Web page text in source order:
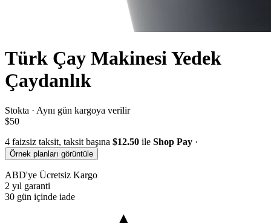
Türk Çay Makinesi Yedek
Çaydanlık
Stokta · Aynı gün kargoya verilir
$50
4 faizsiz taksit, taksit başına $12.50 ile Shop Pay ·
Örnek planları görüntüle
ABD'ye Ücretsiz Kargo
2 yıl garanti
30 gün içinde iade